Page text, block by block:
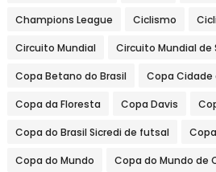
Champions League Ciclismo
Circuito Mundial Circuito Mundial de
Copa Betano do Brasil Copa Cidade
Copa da Floresta Copa Davis
Copa do Brasil Sicredi de futsal
Copa do Mundo Copa do Mundo de